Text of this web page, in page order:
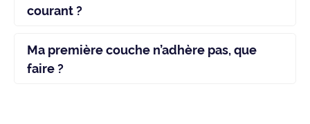
courant ?
Ma première couche n’adhère pas, que
faire ?